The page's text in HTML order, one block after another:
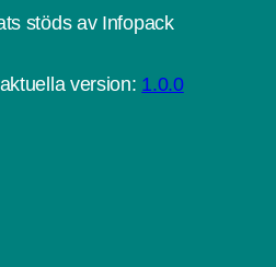
stöds av Infopack
version: 1.0.0